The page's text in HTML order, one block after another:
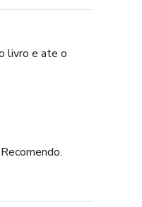
livro e ate o